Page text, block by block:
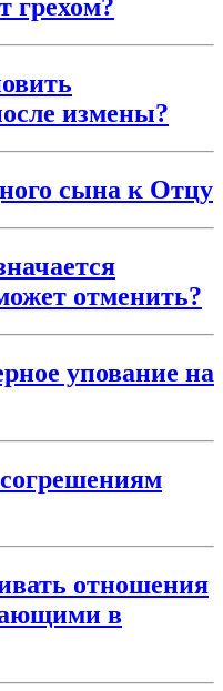
грехом?
измены?
сына к Отцу
отменить?
упование на
отношения
в